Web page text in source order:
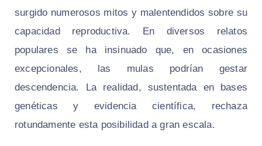
surgido numerosos mitos y malentendidos sobre su
capacidad reproductiva. En diversos relatos
populares se ha insinuado que, en ocasiones
excepcionales, las mulas podrían gestar
descendencia. La realidad, sustentada en bases
genéticas y evidencia científica, rechaza
rotundamente esta posibilidad a gran escala.